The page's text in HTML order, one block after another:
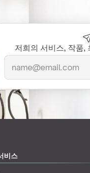
저희의 서비스, 작품,
비스